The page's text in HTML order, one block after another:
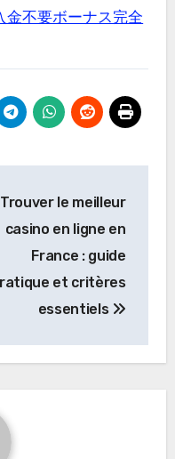
金不要ボーナス完全
Trouver le meilleur
casino en ligne en
France : guide
et critères
essentiels